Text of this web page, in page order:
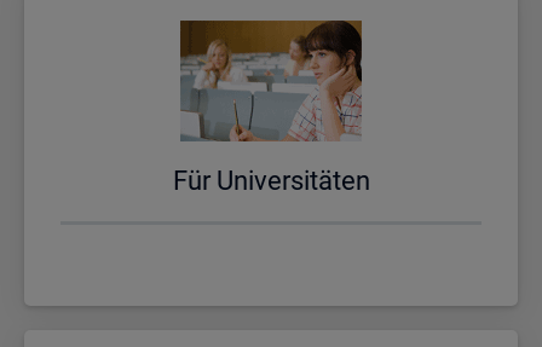
Für Uni­ver­si­tä­ten